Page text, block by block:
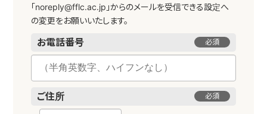
「noreply@fflc.ac.jp」からのメールを受信できる設定へ
の変更をお願いいたします。
お電話番号 必須
ご住所 必須